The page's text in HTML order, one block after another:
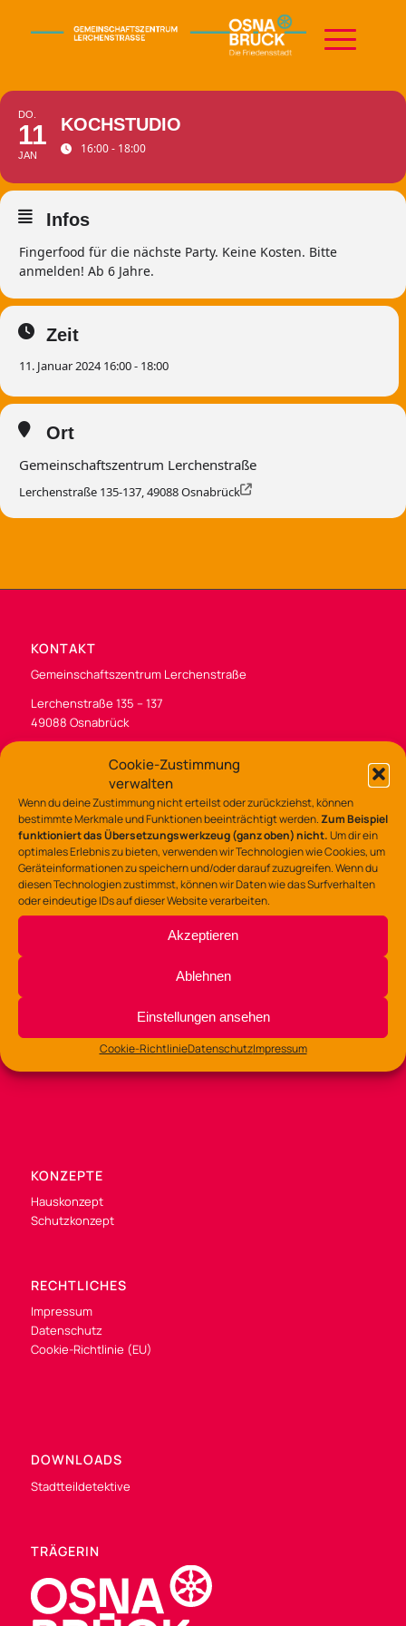
Cookie-Zustimmung
verwalten
Wenn du deine Zustimmung nicht erteilst oder zurückziehst, können
bestimmte Merkmale und Funktionen beeinträchtigt werden.Zum Beispiel
funktioniert das Übersetzungswerkzeug (ganz oben) nicht.Um dir ein
optimales Erlebnis zu bieten, verwenden wir Technologien wie Cookies, um
Geräteinformationen zu speichern und/oder darauf zuzugreifen. Wenn du
diesen Technologien zustimmst, können wir Daten wie das Surfverhalten
oder eindeutige IDs auf dieser Website verarbeiten.
Akzeptieren
Ablehnen
Einstellungen ansehen
Cookie-RichtlinieDatenschutzImpressum
DO.
11
JAN
KOCHSTUDIO
16:00 - 18:00
Infos
Fingerfood für die nächste Party. Keine Kosten. Bitte
anmelden! Ab 6 Jahre.
Zeit
11. Januar 2024 16:00 - 18:00
Ort
Gemeinschaftszentrum Lerchenstraße
Lerchenstraße 135-137, 49088 Osnabrück
KONTAKT
Gemeinschaftszentrum Lerchenstraße
Lerchenstraße 135 – 137
49088 Osnabrück
gz-lerchenstr@osnabrueck.de
BÜROZEITEN
Di /Mi / Fr 9:00 – 14:00 Uhr
SOZIALE MEDIEN
KONZEPTE
Hauskonzept
Schutzkonzept
RECHTLICHES
Impressum
Datenschutz
Cookie-Richtlinie (EU)
DOWNLOADS
Stadtteildetektive
TRÄGERIN